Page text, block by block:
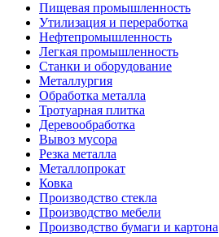
Пищевая промышленность
Утилизация и переработка
Нефтепромышленность
Легкая промышленность
Станки и оборудование
Металлургия
Обработка металла
Тротуарная плитка
Деревообработка
Вывоз мусора
Резка металла
Металлопрокат
Ковка
Производство стекла
Производство мебели
Производство бумаги и картона